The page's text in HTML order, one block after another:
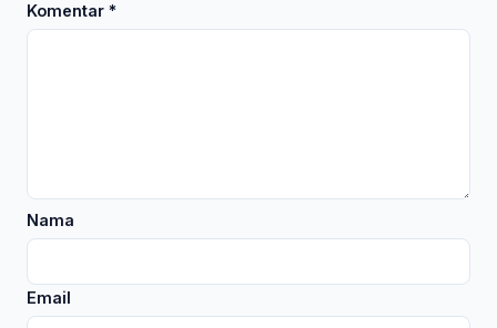
Komentar *
Nama
Email